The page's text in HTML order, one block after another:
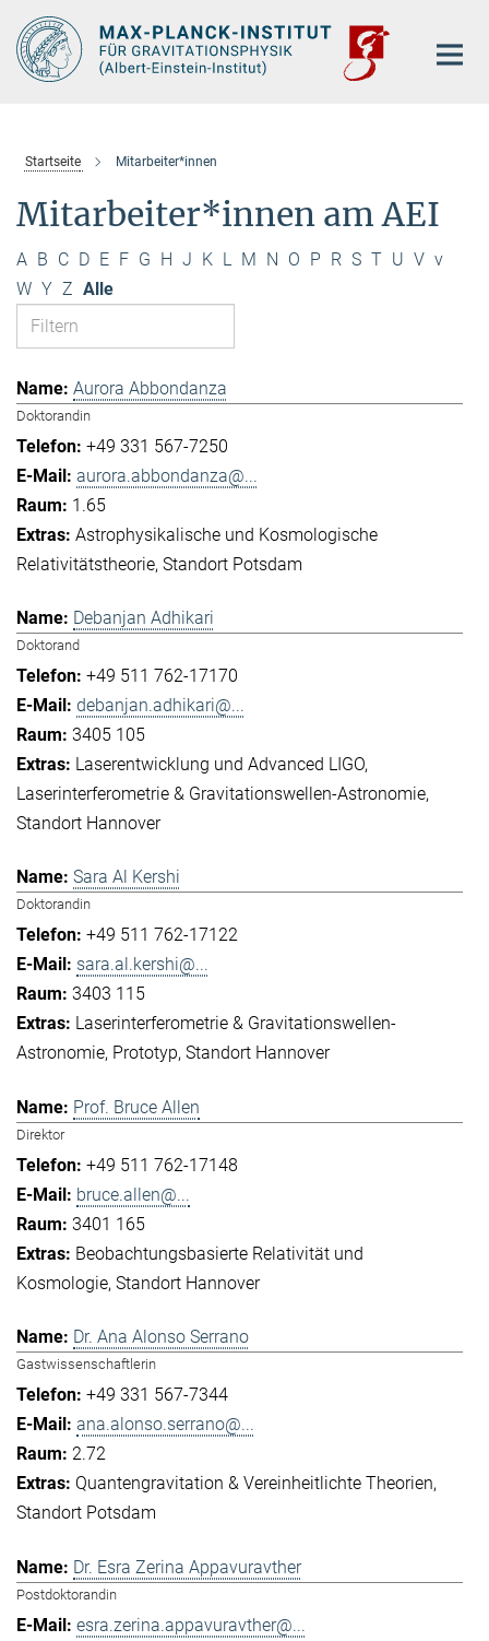
Hauptinhalt
Startseite Mitarbeiter*innen
Mitarbeiter*innen am AEI
A B C D E F G H J K L M N O P R S T U V v
W Y Z Alle
Aurora Abbondanza
Doktorandin
+49 331 567-7250
aurora.abbondanza@...
1.65
Astrophysikalische und Kosmologische
Relativitätstheorie Standort Potsdam
Debanjan Adhikari
Doktorand
+49 511 762-17170
debanjan.adhikari@...
3405 105
Laserentwicklung und Advanced LIGO
Laserinterferometrie & Gravitationswellen-Astronomie
Standort Hannover
Sara Al Kershi
Doktorandin
+49 511 762-17122
sara.al.kershi@...
3403 115
Laserinterferometrie & Gravitationswellen-
Astronomie Prototyp Standort Hannover
Prof. Bruce Allen
Direktor
+49 511 762-17148
bruce.allen@...
3401 165
Beobachtungsbasierte Relativität und
Kosmologie Standort Hannover
Dr. Ana Alonso Serrano
Gastwissenschaftlerin
+49 331 567-7344
ana.alonso.serrano@...
2.72
Quantengravitation & Vereinheitlichte Theorien
Standort Potsdam
Dr. Esra Zerina Appavuravther
Postdoktorandin
esra.zerina.appavuravther@...